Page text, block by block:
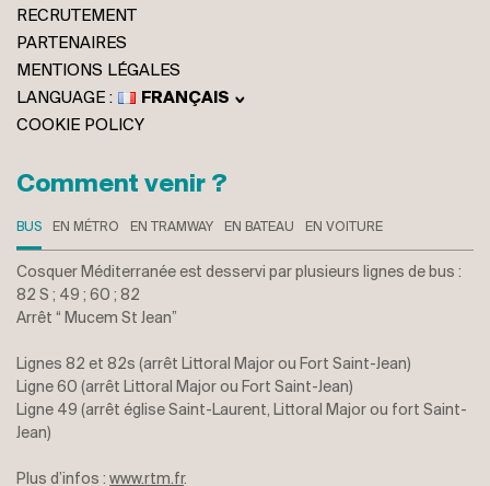
RECRUTEMENT
PARTENAIRES
MENTIONS LÉGALES
FRANÇAIS
ENGLISH
DEUTSCH
COOKIE POLICY
Comment venir ?
BUS EN MÉTRO EN TRAMWAY EN BATEAU EN VOITURE
Cosquer Méditerranée est desservi par plusieurs lignes de bus :
82 S ; 49 ; 60 ; 82
Arrêt “ Mucem St Jean”
Lignes 82 et 82s (arrêt Littoral Major ou Fort Saint-Jean)
Ligne 60 (arrêt Littoral Major ou Fort Saint-Jean)
Ligne 49 (arrêt église Saint-Laurent, Littoral Major ou fort Saint-
Jean)
Plus d’infos : www.rtm.fr.